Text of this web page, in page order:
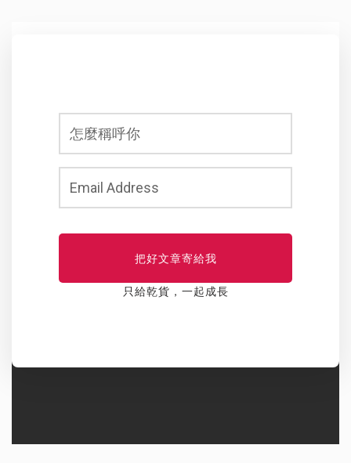
把好文章寄給我
只給乾貨，一起成長